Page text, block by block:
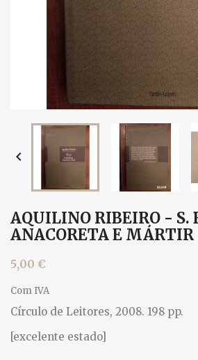

AQUILINO RIBEIRO - S.
ANACORETA E MÁRTIR
5,00 €
Com IVA
Círculo de Leitores, 2008. 198 pp.
[excelente estado]